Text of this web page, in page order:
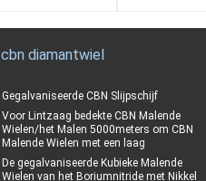
cbn diamantwiel
Gegalvaniseerde CBN Slijpschijf
Voor Lintzaag bedekte CBN Malende
Wielen/het Malen 5000meters om CBN
Malende Wielen met een laag
De gegalvaniseerde Kubieke Malende
Wielen van het Boriumnitride met Nikkel